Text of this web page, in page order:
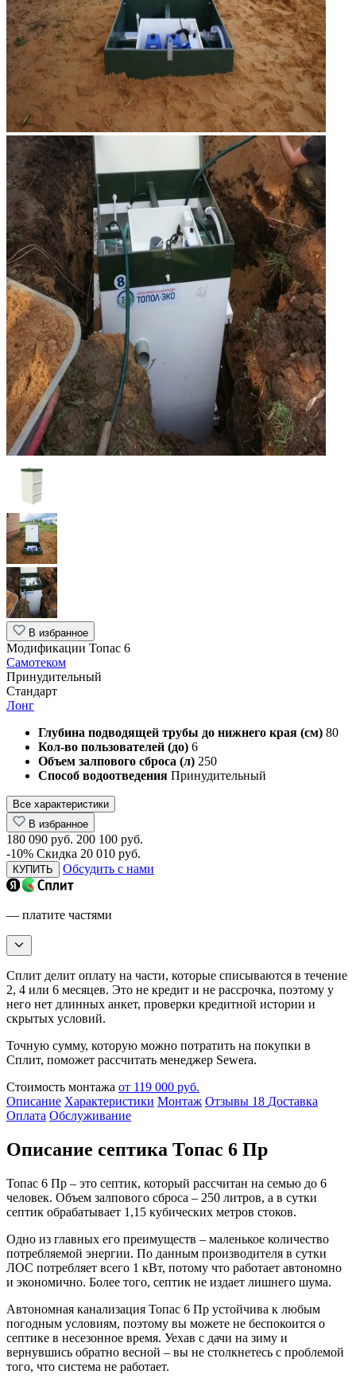
В избранное
Модификации Топас 6
Самотеком
Принудительный
Стандарт
Лонг
Глубина подводящей трубы до нижнего края (см) 80
Кол-во пользователей (до) 6
Объем залпового сброса (л) 250
Способ водоотведения Принудительный
Все характеристики
В избранное
180 090 руб. 200 100 руб.
-10% Скидка 20 010 руб.
КУПИТЬ Обсудить с нами
— платите частями
Сплит делит оплату на части, которые списываются в течение
2, 4 или 6 месяцев. Это не кредит и не рассрочка, поэтому у
него нет длинных анкет, проверки кредитной истории и
скрытых условий.
Точную сумму, которую можно потратить на покупки в
Сплит, поможет рассчитать менеджер Sewera.
Стоимость монтажа от 119 000 руб.
Описание Характеристики Монтаж Отзывы 18 Доставка
Оплата Обслуживание
Описание септика Топас 6 Пр
Топас 6 Пр – это септик, который рассчитан на семью до 6
человек. Объем залпового сброса – 250 литров, а в сутки
септик обрабатывает 1,15 кубических метров стоков.
Одно из главных его преимуществ – маленькое количество
потребляемой энергии. По данным производителя в сутки
ЛОС потребляет всего 1 кВт, потому что работает автономно
и экономично. Более того, септик не издает лишнего шума.
Автономная канализация Топас 6 Пр устойчива к любым
погодным условиям, поэтому вы можете не беспокоится о
септике в несезонное время. Уехав с дачи на зиму и
вернувшись обратно весной – вы не столкнетесь с проблемой
того, что система не работает.